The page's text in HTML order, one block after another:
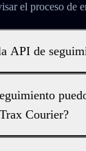
el proceso de
API de
Courier?